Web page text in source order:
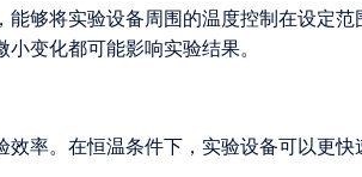
能够将实验设备周围的温度控制在设定
变化都可能影响实验结果。
率。在恒温条件下，实验设备可以更